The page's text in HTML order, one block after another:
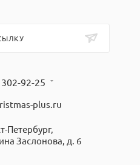
92-25
plus.ru
Петербург,
Заслонова, д. 6